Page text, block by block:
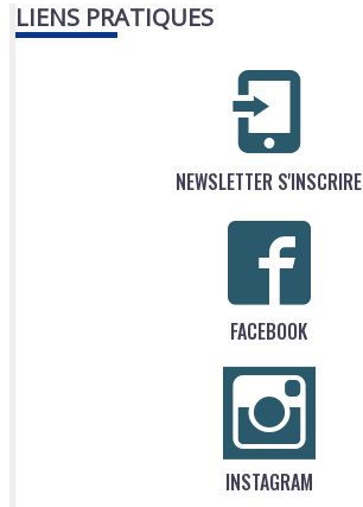
LIENS PRATIQUES
NEWSLETTER S'INSCRIRE
FACEBOOK
INSTAGRAM